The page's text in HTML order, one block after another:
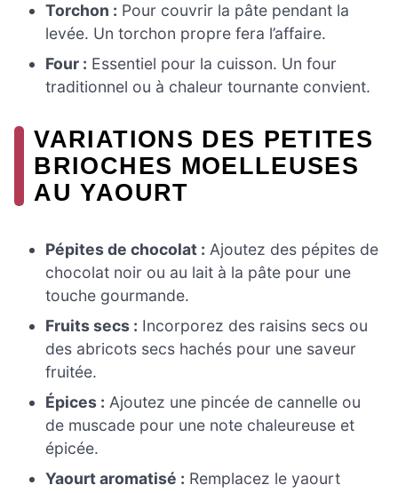
Torchon : Pour couvrir la pâte pendant la
levée. Un torchon propre fera l’affaire.
Four : Essentiel pour la cuisson. Un four
traditionnel ou à chaleur tournante convient.
VARIATIONS DES PETITES
BRIOCHES MOELLEUSES
AU YAOURT
Pépites de chocolat : Ajoutez des pépites de
chocolat noir ou au lait à la pâte pour une
touche gourmande.
Fruits secs : Incorporez des raisins secs ou
des abricots secs hachés pour une saveur
fruitée.
Épices : Ajoutez une pincée de cannelle ou
de muscade pour une note chaleureuse et
épicée.
Yaourt aromatisé : Remplacez le yaourt